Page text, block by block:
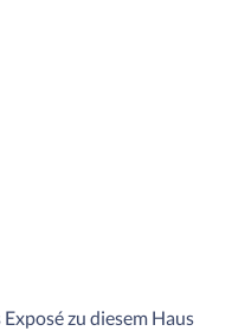
zu diesem Haus